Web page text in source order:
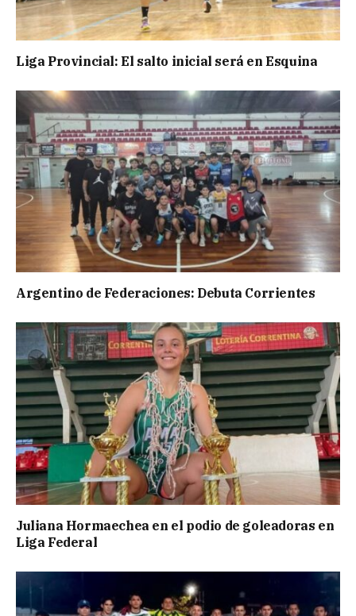
Liga Provincial: El salto inicial será en Esquina
Argentino de Federaciones: Debuta Corrientes
Juliana Hormaechea en el podio de goleadoras en
Liga Federal